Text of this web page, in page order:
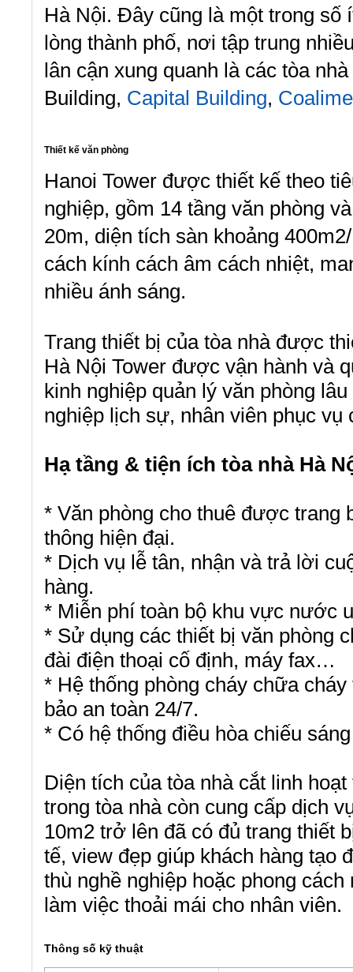
Hà Nội. Đây cũng là một trong số
lòng thành phố, nơi tập trung
lân cận xung quanh là các tòa
Building, Capital Building,
Thiết kế văn phòng
Hanoi Tower được thiết kế theo
nghiệp, gồm 14 tầng văn phòng
20m, diện tích sàn khoảng
cách kính cách âm cách nhiệt,
nhiều ánh sáng.
Trang thiết bị của tòa nhà được
Hà Nội Tower được vận hành và
kinh nghiệp quản lý văn phòng
nghiệp lịch sự, nhân viên phục vụ
Hạ tầng & tiện ích tòa nhà Hà
* Văn phòng cho thuê được trang
thông hiện đại.
* Dịch vụ lễ tân, nhận và trả lời
hàng.
* Miễn phí toàn bộ khu vực nước
* Sử dụng các thiết bị văn phòng
đài điện thoại cố định, máy fax…
* Hệ thống phòng cháy chữa
bảo an toàn 24/7.
* Có hệ thống điều hòa chiếu
Diện tích của tòa nhà cắt linh
trong tòa nhà còn cung cấp dịch
10m2 trở lên đã có đủ trang thiết
tế, view đẹp giúp khách hàng
thù nghề nghiệp hoặc phong
làm việc thoải mái cho nhân viên.
Thông số kỹ thuật